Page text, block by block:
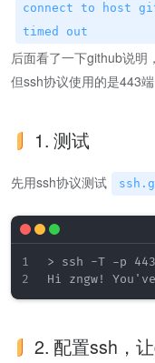
connect to host
timed out
后面看了一下github说明
但ssh协议使用的是443
1. 测试
先用ssh协议测试
> ssh -T -p
2. 配置ssh，